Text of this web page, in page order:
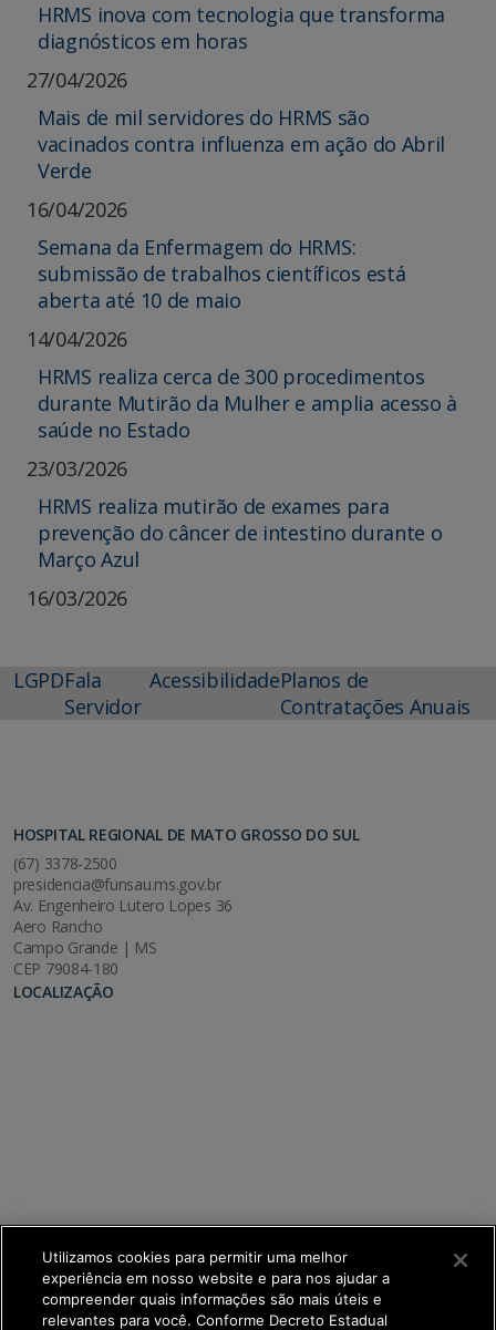
HRMS inova com tecnologia que transforma
diagnósticos em horas
27/04/2026
Mais de mil servidores do HRMS são
vacinados contra influenza em ação do Abril
Verde
16/04/2026
Semana da Enfermagem do HRMS:
submissão de trabalhos científicos está
aberta até 10 de maio
14/04/2026
HRMS realiza cerca de 300 procedimentos
durante Mutirão da Mulher e amplia acesso à
saúde no Estado
23/03/2026
HRMS realiza mutirão de exames para
prevenção do câncer de intestino durante o
Março Azul
16/03/2026
LGPDFala
Servidor
AcessibilidadePlanos de
Contratações Anuais
HOSPITAL REGIONAL DE MATO GROSSO DO SUL
(67) 3378-2500
presidencia@funsau.ms.gov.br
Av. Engenheiro Lutero Lopes 36
Aero Rancho
Campo Grande | MS
CEP 79084-180
LOCALIZAÇÃO
Utilizamos cookies para permitir uma melhor
experiência em nosso website e para nos ajudar a
compreender quais informações são mais úteis e
relevantes para você. Conforme Decreto Estadual